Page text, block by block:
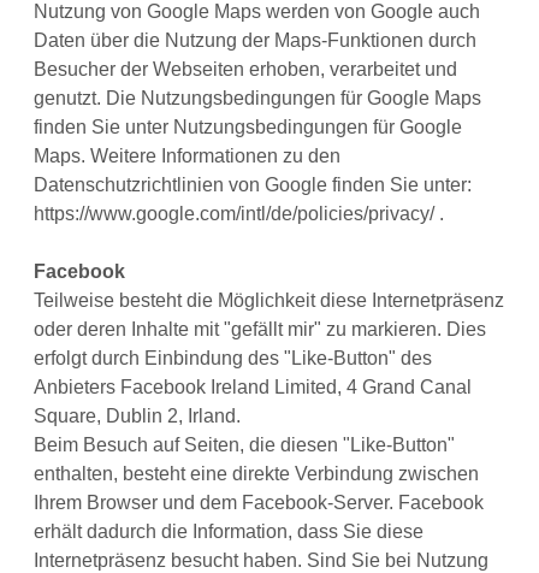
Nutzung von Google Maps werden von Google auch
Daten über die Nutzung der Maps-Funktionen durch
Besucher der Webseiten erhoben, verarbeitet und
genutzt. Die Nutzungsbedingungen für Google Maps
finden Sie unter Nutzungsbedingungen für Google
Maps. Weitere Informationen zu den
Datenschutzrichtlinien von Google finden Sie unter:
https://www.google.com/intl/de/policies/privacy/ .
Facebook
Teilweise besteht die Möglichkeit diese Internetpräsenz
oder deren Inhalte mit "gefällt mir" zu markieren. Dies
erfolgt durch Einbindung des "Like-Button" des
Anbieters Facebook Ireland Limited, 4 Grand Canal
Square, Dublin 2, Irland.
Beim Besuch auf Seiten, die diesen "Like-Button"
enthalten, besteht eine direkte Verbindung zwischen
Ihrem Browser und dem Facebook-Server. Facebook
erhält dadurch die Information, dass Sie diese
Internetpräsenz besucht haben. Sind Sie bei Nutzung